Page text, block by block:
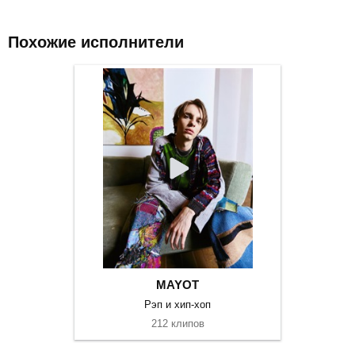
Похожие исполнители
MAYOT
Рэп и хип-хоп
212 клипов